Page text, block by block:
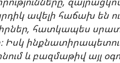
ավելի հաճախ են
հատկապես
Իսկ
և բազմաթիվ այլ